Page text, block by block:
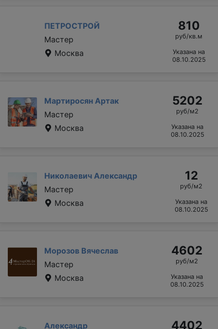
ПЕТРОСТРОЙ
Мастер
Москва
810
руб/кв.м
Указана на
08.10.2025
Мартиросян Артак
Мастер
Москва
5202
руб/м2
Указана на
08.10.2025
Николаевич Александр
Мастер
Москва
12
руб/м2
Указана на
08.10.2025
Морозов Вячеслав
Мастер
Москва
4602
руб/м2
Указана на
08.10.2025
Александр
4402